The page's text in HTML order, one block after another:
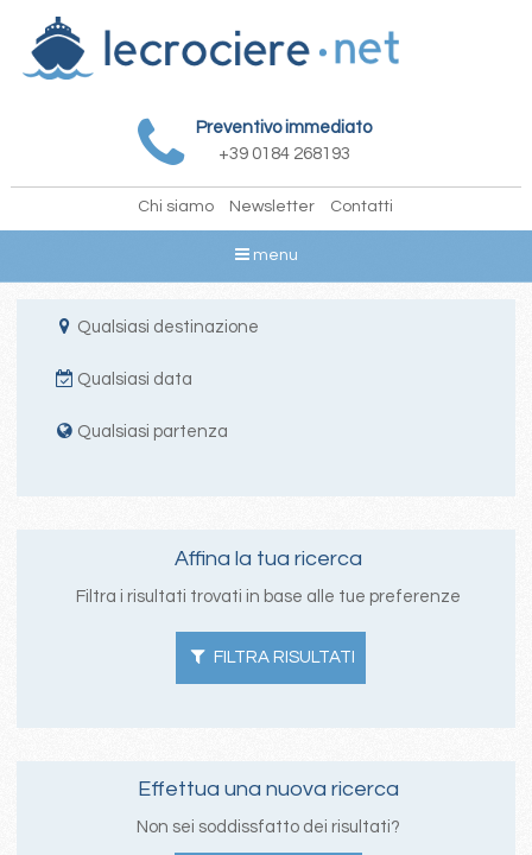
Preventivo immediato
+39 0184 268193
Chi siamo Newsletter Contatti
menu
Qualsiasi destinazione
Qualsiasi data
Qualsiasi partenza
Affina la tua ricerca
Filtra i risultati trovati in base alle tue preferenze
FILTRA RISULTATI
Effettua una nuova ricerca
Non sei soddissfatto dei risultati?